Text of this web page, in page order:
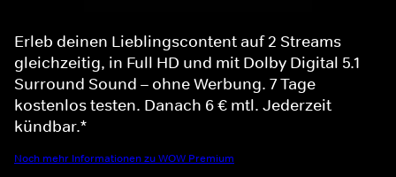
Erleb deinen Lieblingscontent auf 2 Streams
gleichzeitig, in Full HD und mit Dolby Digital 5.1
Surround Sound – ohne Werbung. 7 Tage
kostenlos testen. Danach 6 € mtl. Jederzeit
kündbar.*
Noch mehr Informationen zu WOW Premium